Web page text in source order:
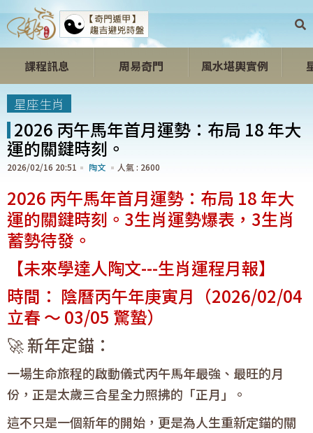
課程訊息 周易奇門 風水堪輿實例
開心開運區
星座生肖
2026 丙午馬年首月運勢：布局 18 年大
運的關鍵時刻。
2026/02/16 20:51 陶文 2600
2026 丙午馬年首月運勢：布局 18 年大
運的關鍵時刻。3生肖運勢爆表，3生肖
蓄勢待發。
【未來學達人陶文---生肖運程月報】
時間： 陰曆丙午年庚寅月（2026/02/04
立春 ～ 03/05 驚蟄）
🚀 新年定錨：
一場生命旅程的啟動儀式丙午馬年最強、最旺的月
份，正是太歲三合星全力照拂的「正月」。
這不只是一個新年的開始，更是為人生重新定錨的關